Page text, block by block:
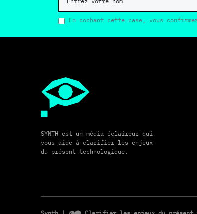
En cochant cette case, vous
SYNTH est un média éclaireur qui
vous aide à clarifier les enjeux
du présent technologique.